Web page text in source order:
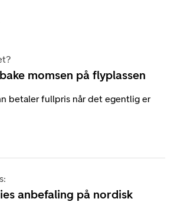
momsen på flyplassen
betaler fullpris når det egentlig er
anbefaling på nordisk